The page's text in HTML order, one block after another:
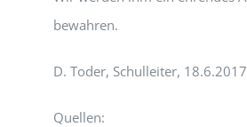
bewahren.
D. Toder, Schulleiter, 18.6.2017
Quellen: